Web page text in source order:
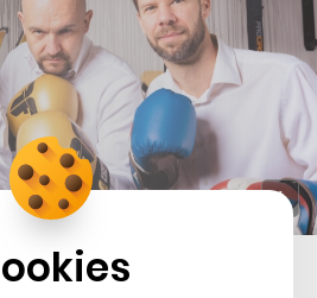
Kuhn, partneři Kogi CON